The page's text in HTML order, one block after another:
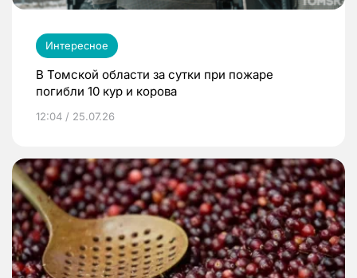
Интересное
В Томской области за сутки при пожаре
погибли 10 кур и корова
12:04 / 25.07.26